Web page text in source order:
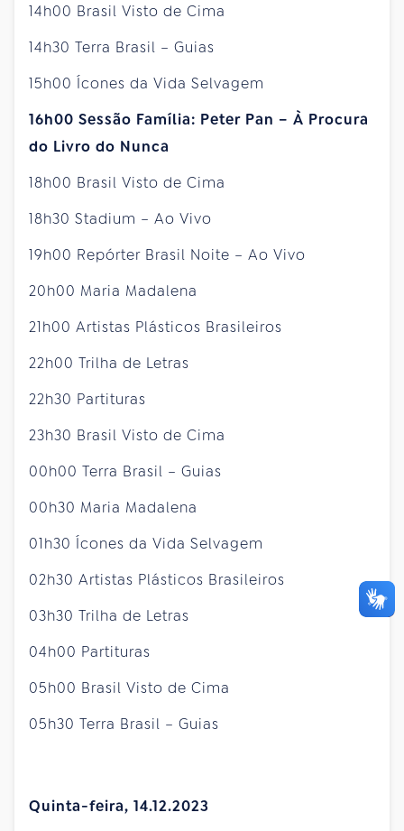
14h00 Brasil Visto de Cima
14h30 Terra Brasil – Guias
15h00 Ícones da Vida Selvagem
16h00 Sessão Família: Peter Pan – À Procura
do Livro do Nunca
18h00 Brasil Visto de Cima
18h30 Stadium – Ao Vivo
19h00 Repórter Brasil Noite – Ao Vivo
20h00 Maria Madalena
21h00 Artistas Plásticos Brasileiros
22h00 Trilha de Letras
22h30 Partituras
23h30 Brasil Visto de Cima
00h00 Terra Brasil – Guias
00h30 Maria Madalena
01h30 Ícones da Vida Selvagem
02h30 Artistas Plásticos Brasileiros
03h30 Trilha de Letras
04h00 Partituras
05h00 Brasil Visto de Cima
05h30 Terra Brasil – Guias
Quinta-feira, 14.12.2023